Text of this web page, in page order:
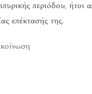
περιόδου,
επέκτασής της.